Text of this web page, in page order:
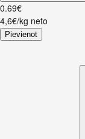
0.69€
4,6€/kg neto
Pievienot